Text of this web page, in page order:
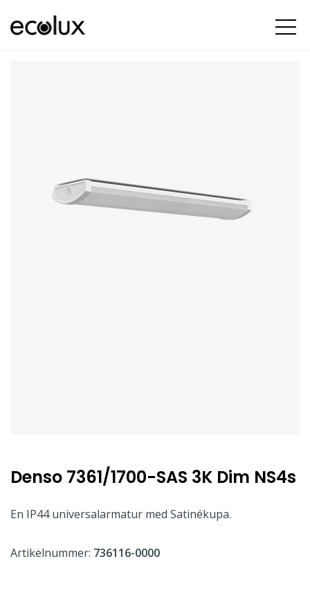
Denso 7361/1700-SAS 3K Dim NS4s
En IP44 universalarmatur med Satinékupa.
Artikelnummer: 736116-0000